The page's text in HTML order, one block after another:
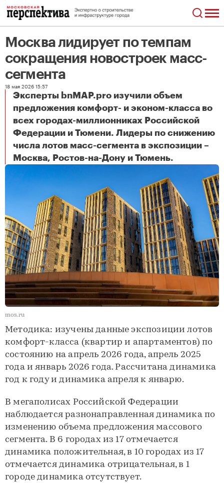
Москва лидирует по темпам
сокращения новостроек масс-
сегмента
18 мая 2026 15:57
Эксперты bnMAP.pro изучили объем
предложения комфорт- и эконом-класса во
всех городах-миллионниках Российской
Федерации и Тюмени. Лидеры по снижению
числа лотов масс-сегмента в экспозиции –
Москва, Ростов-на-Дону и Тюмень.
mos.ru
Методика: изучены данные экспозиции лотов
комфорт-класса (квартир и апартаментов) по
состоянию на апрель 2026 года, апрель 2025
года и январь 2026 года. Рассчитана динамика
год к году и динамика апреля к январю.
В мегаполисах Российской Федерации
наблюдается разнонаправленная динамика по
изменению объема предложения массового
сегмента. В 6 городах из 17 отмечается
динамика положительная, в 10 городах из 17
отмечается динамика отрицательная, в 1
городе динамика отсутствует.